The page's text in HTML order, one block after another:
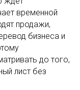
временной
продажи,
бизнеса и
до того,
лист без